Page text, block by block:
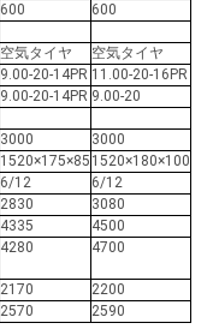
600
600
空気タイヤ
空気タイヤ
9.00-20-14PR 11.00-20-16PR
9.00-20-14PR 9.00-20
3000
3000
1520×175×85 1520×180×100
6/12
6/12
2830
3080
4335
4500
4280 4700
2170
2200
2570 2590